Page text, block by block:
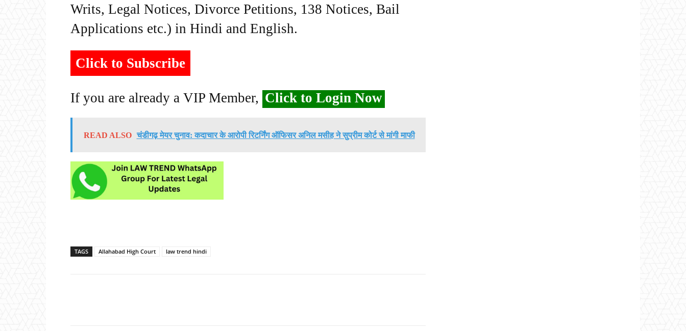
Writs, Legal Notices, Divorce Petitions, 138 Notices, Bail
Applications etc.) in Hindi and English.
Click to Subscribe
If you are already a VIP Member, Click to Login Now
READ ALSO चंडीगढ़ मेयर चुनाव: कदाचार के आरोपी रिटर्निंग ऑफिसर अनिल मसीह ने सुप्रीम कोर्ट से मांगी माफी
TAGS Allahabad High Court law trend hindi